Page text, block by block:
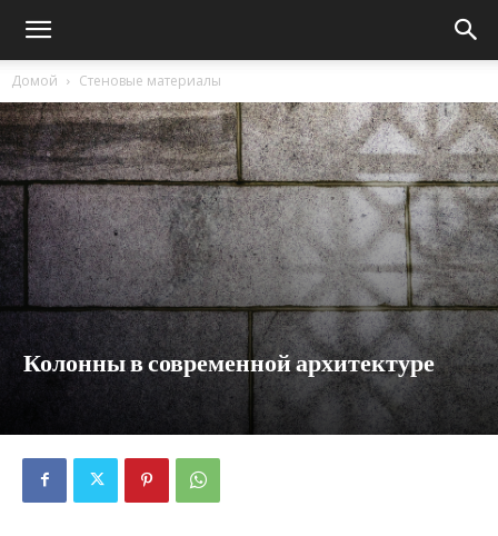
Домой Стеновые материалы
Колонны в современной архитектуре